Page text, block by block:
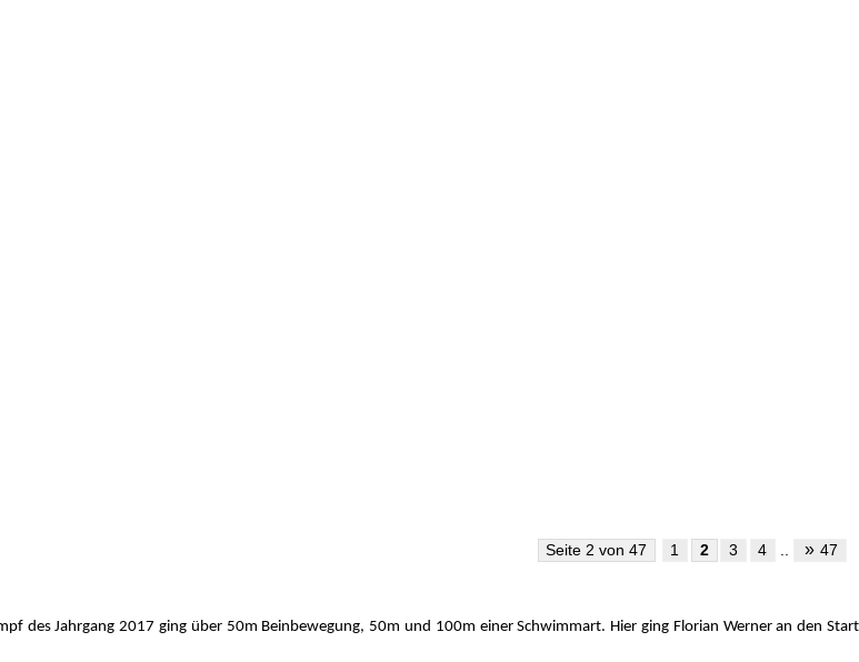
Seite 2 von 47 1 2 3 4 .. » 47
des Jahrgang 2017 ging über 50m Beinbewegung, 50m und 100m einer Schwimmart. Hier ging Florian Werner an den Start